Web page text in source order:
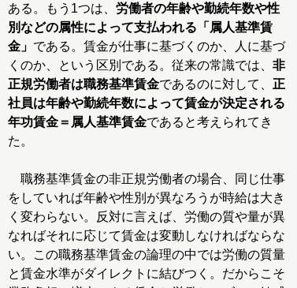
ある。もう1つは、 労働者の年齢や勤続年数や性
別などの属性によって支払われる「属人基準賃
金」 である。賃金が仕事に基づくのか、人に基づ
くのか、という区別である。従来の常識では、 非
正規労働者は職務基準賃金であるのに対して、 正
社員は年齢や勤続年数によって賃金が決定される
年功賃金＝属人基準賃金であると考えられてき
た。
職務基準賃金の非正規労働者の場合、同じ仕事
をしていれば年齢や性別が異なろうが時給は大き
く変わらない。反対に言えば、労働の質や量が異
なればそれに応じて賃金は変動しなければならな
い。この職務基準賃金の論理の中では労働の質量
と賃金水準がダイレクトに結びつく。だからこそ